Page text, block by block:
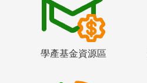
學產基金資源區